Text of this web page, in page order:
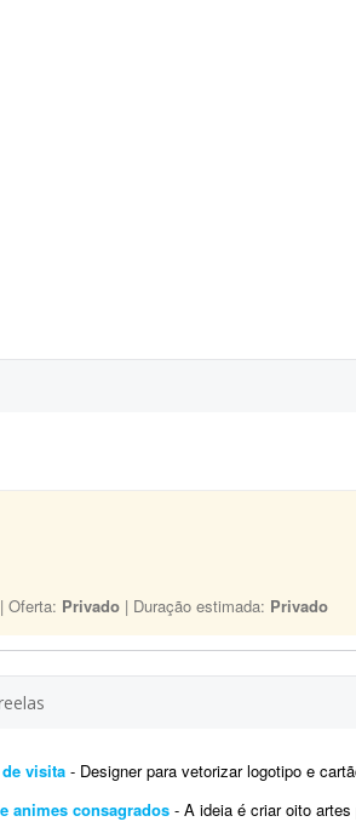
| Oferta: Privado | Duração estimada: Privado
visita - Designer para vetorizar logotipo e cartão de visita. O
animes consagrados - A ideia é criar oito artes para camisetas